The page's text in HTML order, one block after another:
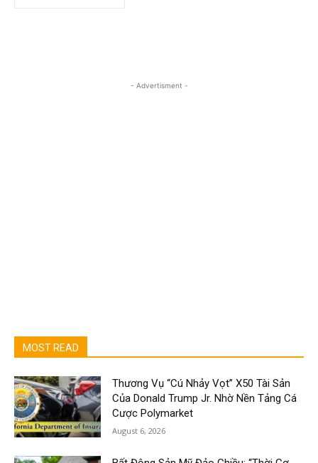
- Advertisment -
MOST READ
Thương Vụ “Cú Nhảy Vọt” X50 Tài Sản
Của Donald Trump Jr. Nhờ Nền Tảng Cá
Cược Polymarket
August 6, 2026